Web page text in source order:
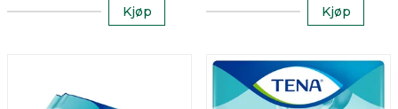
Kjøp Kjøp